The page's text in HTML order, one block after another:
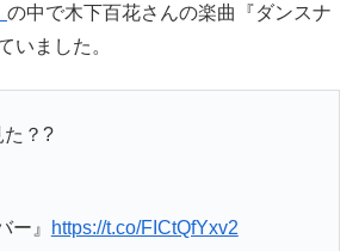
の中で木下百花さんの楽曲『ダンスナ
いました。
た？?
ー』
https://t.co/FICtQfYxv2